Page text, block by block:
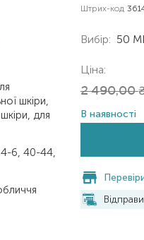
шкіри
4-6 40-44
Штрих-код
Вибір: 50
Ціна:
2 490,00
В наявності